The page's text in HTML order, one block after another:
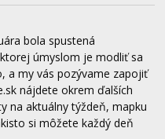
úmyslom je modliť sa
a my vás pozývame zapojiť
nájdete okrem ďalších
na aktuálny týždeň, mapku
si môžete každý deň